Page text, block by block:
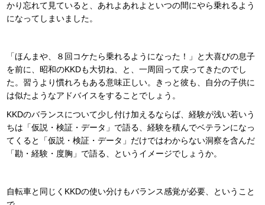
かり忘れて見ていると、あれよあれよといつの間にやら乗れるよう
になってしまいました。
「ほんまや、８回コケたら乗れるようになった！」と大喜びの息子
を前に、昭和のKKDも大切ね、と、一周回って戻ってきたのでし
た。習うより慣れろもある意味正しい。きっと彼も、自分の子供に
は似たようなアドバイスをすることでしょう。
KKDのバランスについて少し付け加えるならば、経験が浅い若いう
ちは「仮説・検証・データ」で語る、経験を積んでベテランになっ
てくると「仮説・検証・データ」だけではわからない洞察を含んだ
「勘・経験・度胸」で語る、というイメージでしょうか。
自転車と同じくKKDの使い分けもバランス感覚が必要、ということ